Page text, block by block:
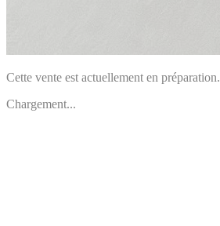
Cette vente est actuellement en préparation.
Chargement...